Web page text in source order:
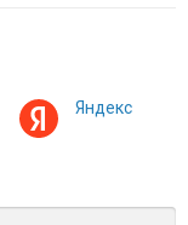
Яндекс